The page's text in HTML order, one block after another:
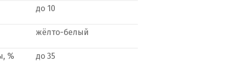
до 10
жёлто-белый
% до 35